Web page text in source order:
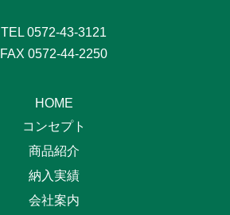
TEL 0572-43-3121
FAX 0572-44-2250
HOME
コンセプト
商品紹介
納入実績
会社案内